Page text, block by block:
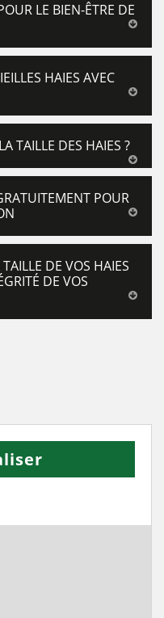
LE BIEN-ÊTRE DE
HAIES AVEC
TAILLE DES HAIES ?
POUR
DE VOS HAIES
DE VOS